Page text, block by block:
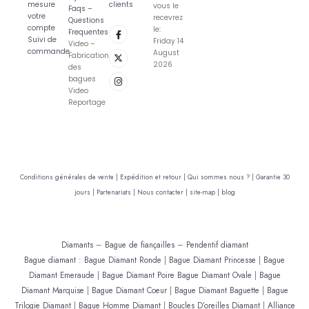
mesure
votre
compte
Suivi de
commande
Faqs –
Questions
Frequentes
Video –
Fabrication
des
bagues
Video
Reportage
clients
vous le
recevrez
le:
Friday 14
August
2026
Conditions générales de vente | Expédition et retour | Qui sommes nous ? | Garantie 30
jours |
Partenariats | Nous contacter | site-map | blog
Diamants– Bague de fiançailles– Pendentif diamant
Bague diamant : Bague Diamant Ronde | Bague Diamant Princesse | Bague
Diamant Emeraude | Bague Diamant Poire Bague Diamant Ovale | Bague
Diamant Marquise | Bague Diamant Coeur| Bague Diamant Baguette | Bague
Trilogie Diamant| Bague Homme Diamant| Boucles D’oreilles Diamant| Alliance